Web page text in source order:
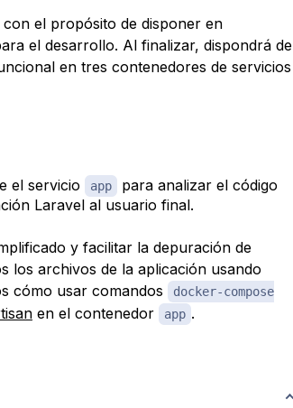
el propósito de disponer en
el desarrollo. Al finalizar, dispondrá de
en tres contenedores de servicios
el servicio app
para analizar el código
Laravel al usuario final.
y facilitar la depuración de
los archivos de la aplicación usando
cómo usar comandos
docker-compose
en el contenedor app .